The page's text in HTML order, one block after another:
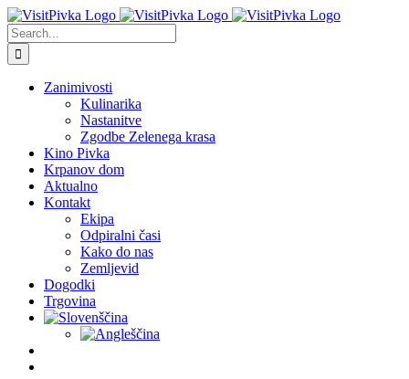
Skip
to
content
Search
for:
Zanimivosti
Kulinarika
Nastanitve
Zgodbe Zelenega krasa
Kino Pivka
Krpanov dom
Aktualno
Kontakt
Ekipa
Odpiralni časi
Kako do nas
Zemljevid
Dogodki
Trgovina